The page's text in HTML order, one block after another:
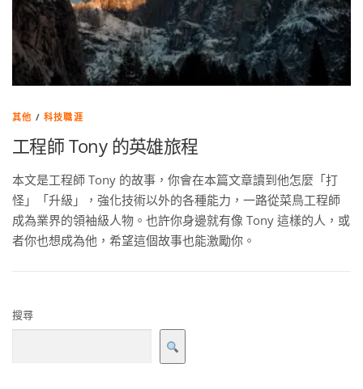
其他 /科技職涯
工程師 Tony 的英雄旅程
本文是工程師 Tony 的故事，你會在本篇文章讀到他怎麼「打
怪」「升級」，強化技術以外的各種能力，一路從菜鳥工程師
成為業界的領袖級人物。也許你身邊就有像 Tony 這樣的人，或
者你也想成為他，希望這個故事也能激勵你。
搜尋